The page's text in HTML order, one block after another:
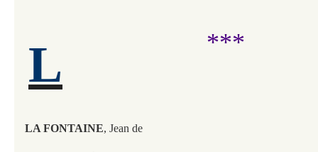
***
L
LA FONTAINE, Jean de